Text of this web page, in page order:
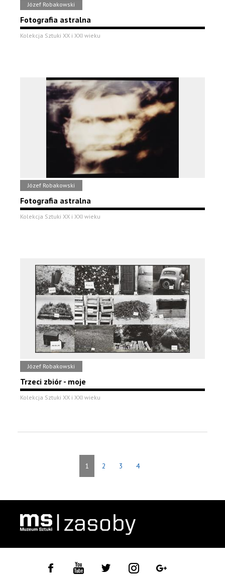
Józef Robakowski
Fotografia astralna
Kolekcja Sztuki XX i XXI wieku
Józef Robakowski
Fotografia astralna
Kolekcja Sztuki XX i XXI wieku
Józef Robakowski
Trzeci zbiór - moje
Kolekcja Sztuki XX i XXI wieku
1 2 3 4